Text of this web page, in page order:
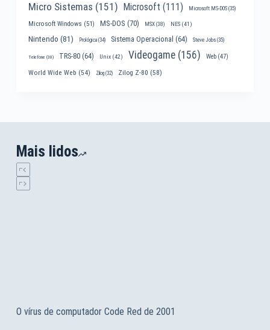
Micro Sistemas (151) Microsoft (111) Microsoft MS-DOS(35)
Microsoft Windows (51) MS-DOS (70) MSX(38) NES(41)
Nintendo (81) Prológica(34) Sistema Operacional (64) Steve Jobs(35)
Telefone (30) TRS-80(64) Unix(42) Videogame(156) Web(47)
World Wide Web (54) Zilog(32) Zilog Z-80 (58)
Mais lidos
O vírus de computador Code Red de 2001